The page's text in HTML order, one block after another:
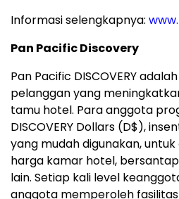
Informasi selengkapnya:
Pan Pacific Discovery
Pan Pacific DISCOVERY
pelanggan yang
tamu hotel. Para anggota
DISCOVERY Dollars (D$),
yang mudah digunakan,
harga kamar hotel,
lain. Setiap kali level
anggota memperoleh